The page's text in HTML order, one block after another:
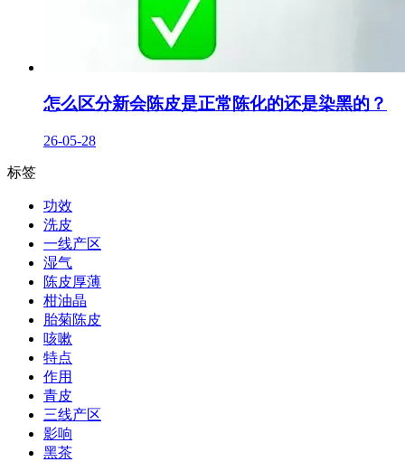
怎么区分新会陈皮是正常陈化的还是染黑的？
26-05-28
标签
功效
洗皮
一线产区
湿气
陈皮厚薄
柑油晶
胎菊陈皮
咳嗽
特点
作用
青皮
三线产区
影响
黑茶